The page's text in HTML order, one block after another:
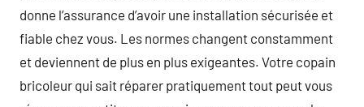
donne l’assurance d’avoir une installation sécurisée et
fiable chez vous. Les normes changent constamment
et deviennent de plus en plus exigeantes. Votre copain
bricoleur qui sait réparer pratiquement tout peut vous